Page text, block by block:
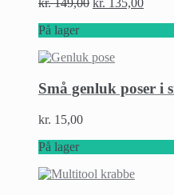
kr.149,00 kr. 135,00
På lager
Små genluk poser i
kr. 15,00
På lager